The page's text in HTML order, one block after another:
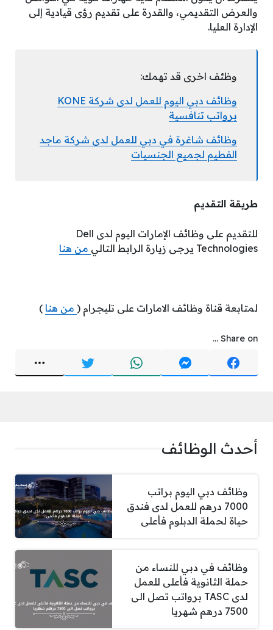
والعرض التقديمي، والقدرة على تقديم رؤى قيادية إلى
الإدارة العليا.
وظئف اخرى قد تهمك:
وظائف دبي اليوم للعمل لدى شركة KONE
برواتب تنافسية
وظائف شاغرة في دبي للعمل لدى شركة ماجد
الفطيم لجميع الجنسيات
طريقة التقديم
للتقديم على وظائف الإمارات اليوم لدى Dell
Technologies يرجى زيارة الرابط التالي
من هنا
لمتابعة قناة وظائف الامارات على تليجرام ( من هنا )
Share on ...
أحدث الوظائف
وظائف دبي اليوم براتب
7000 درهم للعمل لدى فندق
حياة لحملة الدبلوم فأعلى
وظائف في دبي للنساء من
حملة الثانوية فأعلى للعمل
لدى TASC برواتب تصل الى
7500 درهم شهريا